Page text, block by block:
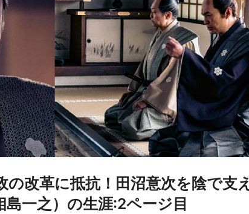
改革に抵抗！田沼意次を陰で支え
一之）の生涯:2ページ目